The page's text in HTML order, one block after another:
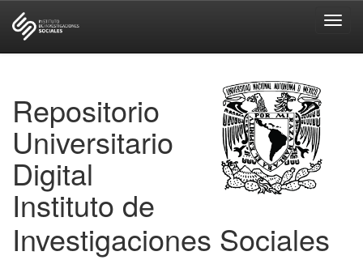
Repositorio
Universitario
Digital
Instituto de
Investigaciones Sociales